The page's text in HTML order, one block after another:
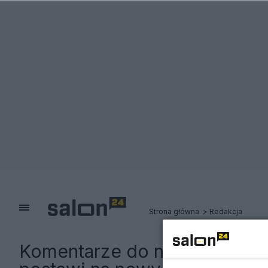
Strona główna Redakcja
Komentarze do notki:TVP